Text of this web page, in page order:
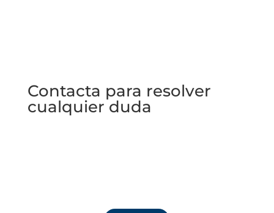
Contacta para resolver
cualquier duda